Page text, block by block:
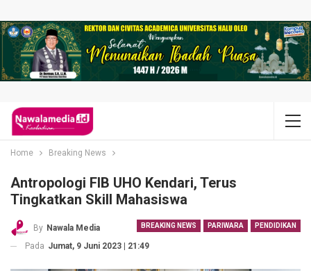
Home Breaking News
Antropologi FIB UHO Kendari, Terus
Tingkatkan Skill Mahasiswa
BREAKING NEWS PARIWARA PENDIDIKAN
By Nawala Media
Pada Jumat, 9 Juni 2023 | 21:49